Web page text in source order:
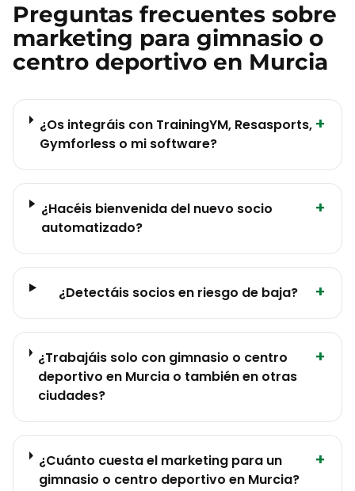
Preguntas frecuentes sobre
marketing para gimnasio o
centro deportivo en Murcia
¿Os integráis con TrainingYM, Resasports,
Gymforless o mi software?
+
¿Hacéis bienvenida del nuevo socio
automatizado?
+
¿Detectáis socios en riesgo de baja? +
¿Trabajáis solo con gimnasio o centro
deportivo en Murcia o también en otras
ciudades?
+
¿Cuánto cuesta el marketing para un
gimnasio o centro deportivo en Murcia?
+